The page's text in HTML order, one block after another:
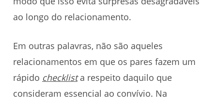
ao longo do relacionamento.
Em outras palavras, não são aqueles
relacionamentos em que os pares fazem um
rápido checklista respeito daquilo que
consideram essencial ao convívio. Na